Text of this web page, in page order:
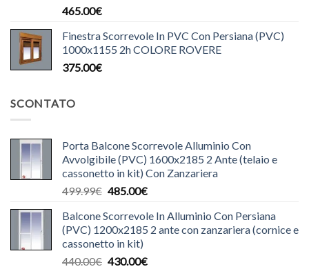
465.00€
Finestra Scorrevole In PVC Con Persiana (PVC)
1000x1155 2h COLORE ROVERE
375.00€
SCONTATO
Porta Balcone Scorrevole Alluminio Con
Avvolgibile (PVC) 1600x2185 2 Ante (telaio e
cassonetto in kit) Con Zanzariera
499.99€ Il
originale
era:
499.99€.
485.00€Il
attuale
è:
Balcone Scorrevole In Alluminio Con Persiana
(PVC) 1200x2185 2 ante con zanzariera (cornice e
cassonetto in kit)
440.00€ Il
430.00€Il